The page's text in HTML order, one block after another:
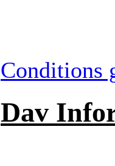
Conditions
Dav